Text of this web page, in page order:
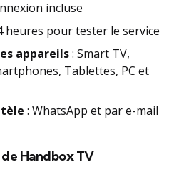
incluse
heures pour tester le service
appareils: Smart TV,
Tablettes, PC et
: WhatsApp et par e-mail
Handbox TV